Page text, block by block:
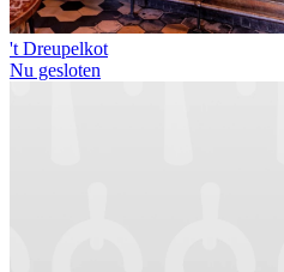
't Dreupelkot
Nu gesloten